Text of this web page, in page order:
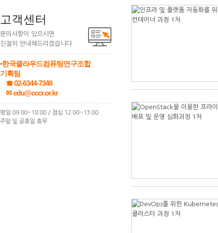
고객센터
문의사항이 있으시면
친절히 안내해드리겠습니다.
•한국클라우드컴퓨팅연구조합
기획팀
☎ 02-6344-7348
✉ edu@cccr.or.kr
평일 09:00~18:00 / 점심 12:00~13:00
주말 및 공휴일 휴무